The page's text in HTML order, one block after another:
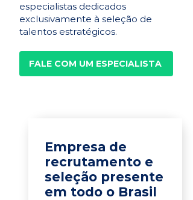
especialistas dedicados
exclusivamente à seleção de
talentos estratégicos.
FALE COM UM ESPECIALISTA
Empresa de
recrutamento e
seleção presente
em todo o Brasil